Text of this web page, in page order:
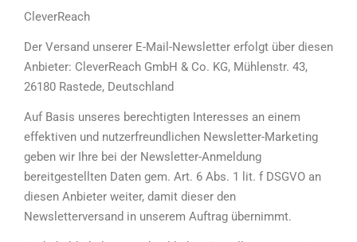
CleverReach
Der Versand unserer E-Mail-Newsletter erfolgt über diesen
Anbieter: CleverReach GmbH & Co. KG, Mühlenstr. 43,
26180 Rastede, Deutschland
Auf Basis unseres berechtigten Interesses an einem
effektiven und nutzerfreundlichen Newsletter-Marketing
geben wir Ihre bei der Newsletter-Anmeldung
bereitgestellten Daten gem. Art. 6 Abs. 1 lit. f DSGVO an
diesen Anbieter weiter, damit dieser den
Newsletterversand in unserem Auftrag übernimmt.